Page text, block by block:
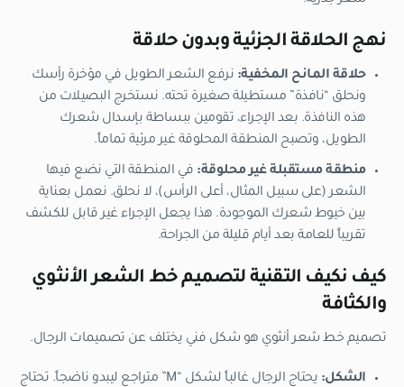
نهج الحلاقة الجزئية وبدون حلاقة
حلاقة المانح المخفية: نرفع الشعر الطويل في مؤخرة رأسك
ونحلق “نافذة” مستطيلة صغيرة تحته. نستخرج البصيلات من
هذه النافذة. بعد الإجراء، تقومين ببساطة بإسدال شعرك
الطويل، وتصبح المنطقة المحلوقة غير مرئية تماماً.
منطقة مستقبلة غير محلوقة: في المنطقة التي نضع فيها
الشعر (على سبيل المثال، أعلى الرأس)، لا نحلق. نعمل بعناية
بين خيوط شعرك الموجودة. هذا يجعل الإجراء غير قابل للكشف
تقريباً للعامة بعد أيام قليلة من الجراحة.
كيف نكيف التقنية لتصميم خط الشعر الأنثوي
والكثافة
تصميم خط شعر أنثوي هو شكل فني يختلف عن تصميمات الرجال.
الشكل:
يحتاج الرجال غالباً لشكل “M” متراجع ليبدو ناضجاً. تحتاج